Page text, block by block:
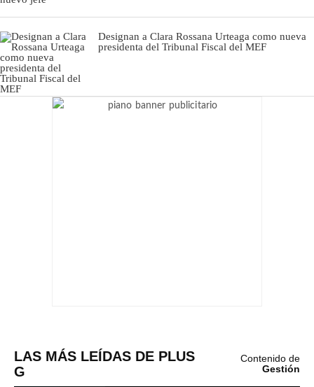
Designan a Clara Rossana Urteaga como nueva
presidenta del Tribunal Fiscal del MEF
LAS MÁS LEÍDAS DE PLUS
G
Contenido de
Gestión